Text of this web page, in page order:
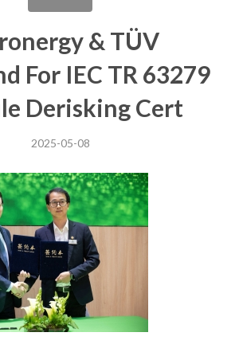
& TÜV
For IEC TR 63279
Derisking Cert
2025-05-08